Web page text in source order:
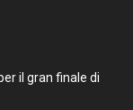
il gran finale di